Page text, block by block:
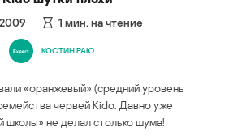
1 мин. на чтение
КОСТИН РАЮ
«оранжевый» (средний уровень
червей Kido. Давно уже
школы» не делал столько шума!